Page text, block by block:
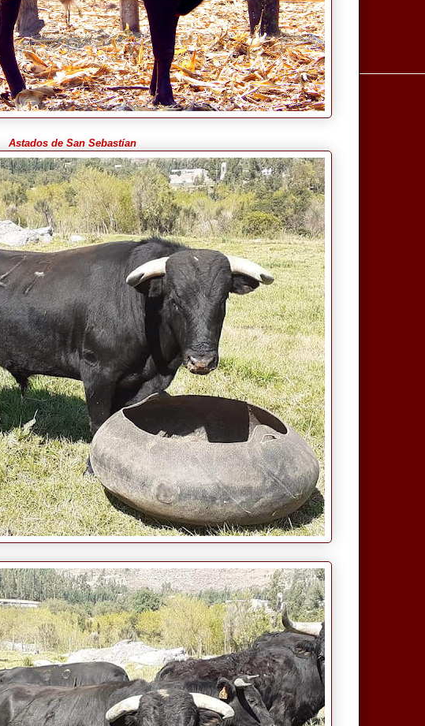
Astados de San Sebastían